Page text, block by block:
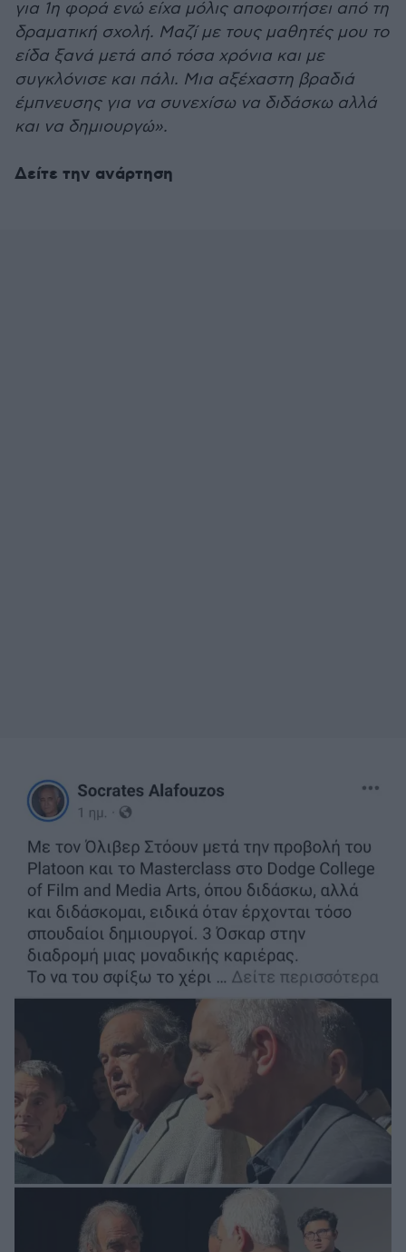
για 1η φορά ενώ είχα μόλις αποφοιτήσει από τη
δραματική σχολή. Μαζί με τους μαθητές μου το
είδα ξανά μετά από τόσα χρόνια και με
συγκλόνισε και πάλι. Μια αξέχαστη βραδιά
έμπνευσης για να συνεχίσω να διδάσκω αλλά
και να δημιουργώ».
Δείτε την ανάρτηση